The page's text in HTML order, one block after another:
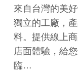
來自台灣的美
獨立的工廠，
料。提供線上
店面體驗，給
臨…